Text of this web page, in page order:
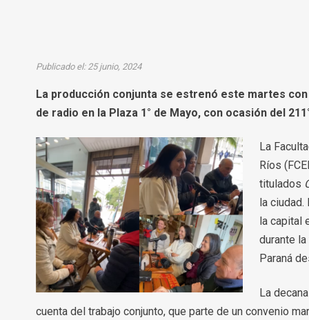
Publicado el: 25 junio, 2024
La producción conjunta se estrenó este martes
de radio en la Plaza 1° de Mayo, con ocasión del
La
Ríos
titulados
la
la capital
durante
Paraná
La
cuenta del trabajo conjunto, que parte de un convenio